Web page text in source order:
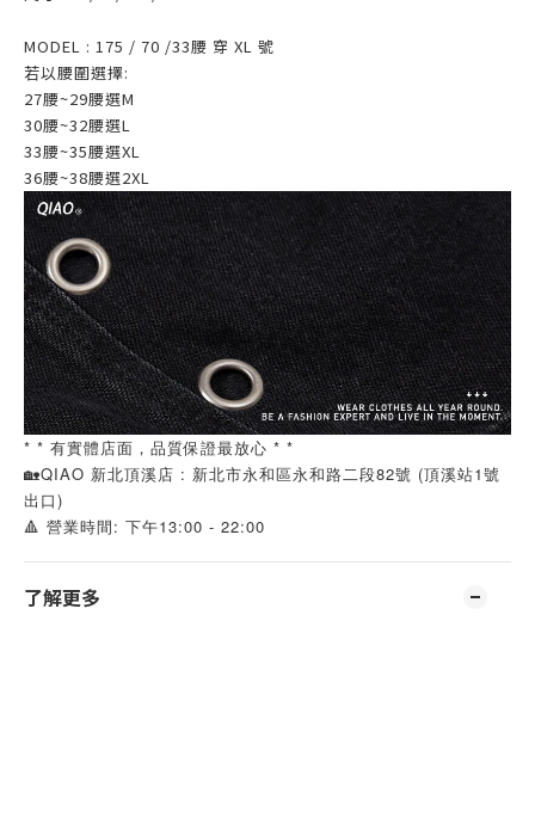
MODEL : 175 / 70 /33腰 穿 XL 號
若以腰圍選擇:
27腰~29腰選M
30腰~32腰選L
33腰~35腰選XL
36腰~38腰選2XL
* * 有實體店面，品質保證最放心 * *
🏡QIAO 新北頂溪店 : 新北市永和區永和路二段82號 (頂溪站1號
出口)
🔺 營業時間: 下午13:00 - 22:00
了解更多